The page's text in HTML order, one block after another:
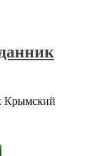
Крымский